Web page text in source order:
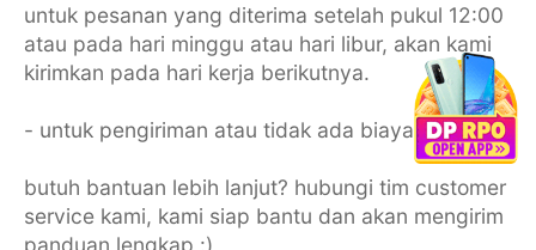
untuk pesanan yang diterima setelah pukul 12:00
atau pada hari minggu atau hari libur, akan kami
kirimkan pada hari kerja berikutnya.
- untuk pengiriman atau tidak ada biaya parkir -
butuh bantuan lebih lanjut? hubungi tim customer
service kami, kami siap bantu dan akan mengirim
panduan lengkap :)